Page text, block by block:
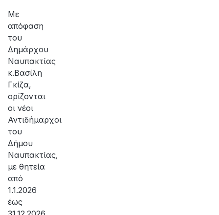
Με
απόφαση
του
Δημάρχου
Ναυπακτίας
κ.Βασίλη
Γκίζα,
ορίζονται
οι νέοι
Αντιδήμαρχοι
του
Δήμου
Ναυπακτίας,
με θητεία
από
1.1.2026
έως